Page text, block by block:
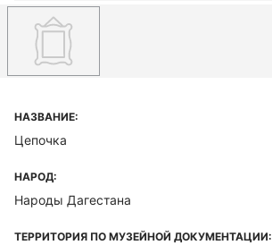
НАЗВАНИЕ:
Цепочка
НАРОД:
Народы Дагестана
ТЕРРИТОРИЯ ПО МУЗЕЙНОЙ ДОКУМЕНТАЦИИ: